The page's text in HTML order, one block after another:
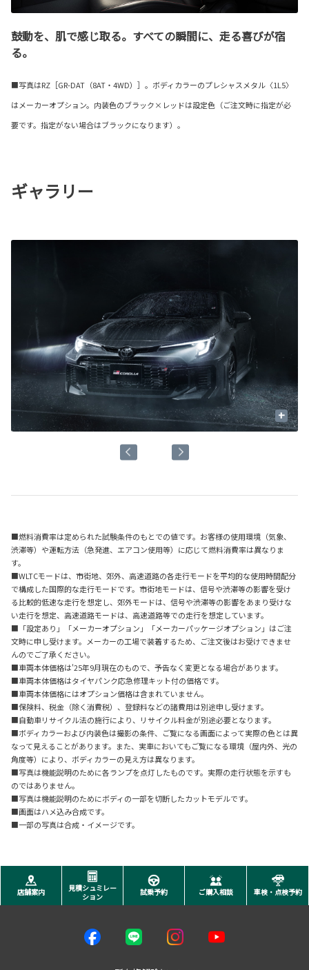
鼓動を、肌で感じ取る。すべての瞬間に、走る喜びが宿
る。
■写真はRZ［GR-DAT（8AT・4WD）］。ボディカラーのプレシャスメタル〈1L5〉
はメーカーオプション。内装色のブラック×レッドは設定色（ご注文時に指定が必
要です。指定がない場合はブラックになります）。
ギャラリー
+
■燃料消費率は定められた試験条件のもとでの値です。お客様の使用環境（気象、
渋滞等）や運転方法（急発進、エアコン使用等）に応じて燃料消費率は異なりま
す。
■WLTCモードは、市街地、郊外、高速道路の各走行モードを平均的な使用時間配分
で構成した国際的な走行モードです。市街地モードは、信号や渋滞等の影響を受け
る比較的低速な走行を想定し、郊外モードは、信号や渋滞等の影響をあまり受けな
い走行を想定、高速道路モードは、高速道路等での走行を想定しています。
■「設定あり」「メーカーオプション」「メーカーパッケージオプション」はご注
文時に申し受けます。メーカーの工場で装着するため、ご注文後はお受けできませ
んのでご了承ください。
■車両本体価格は'25年9月現在のもので、予告なく変更となる場合があります。
■車両本体価格はタイヤパンク応急修理キット付の価格です。
■車両本体価格にはオプション価格は含まれていません。
■保険料、税金（除く消費税）、登録料などの諸費用は別途申し受けます。
■自動車リサイクル法の施行により、リサイクル料金が別途必要となります。
■ボディカラーおよび内装色は撮影の条件、ご覧になる画面によって実際の色とは異
なって見えることがあります。また、実車においてもご覧になる環境（屋内外、光の
角度等）により、ボディカラーの見え方は異なります。
■写真は機能説明のために各ランプを点灯したものです。実際の走行状態を示すも
のではありません。
■写真は機能説明のためにボディの一部を切断したカットモデルです。
■画面はハメ込み合成です。
■一部の写真は合成・イメージです。
店舗案内
見積シュミレー
ション
試乗予約 ご購入相談 車検・点検予約